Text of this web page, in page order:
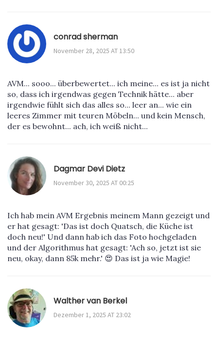
conrad sherman
November 28, 2025 AT 13:50
AVM... sooo... überbewertet... ich meine... es ist ja nicht
so, dass ich irgendwas gegen Technik hätte... aber
irgendwie fühlt sich das alles so... leer an... wie ein
leeres Zimmer mit teuren Möbeln... und kein Mensch,
der es bewohnt... ach, ich weiß nicht...
Dagmar Devi Dietz
November 30, 2025 AT 00:25
Ich hab mein AVM Ergebnis meinem Mann gezeigt und
er hat gesagt: 'Das ist doch Quatsch, die Küche ist
doch neu!' Und dann hab ich das Foto hochgeladen
und der Algorithmus hat gesagt: 'Ach so, jetzt ist sie
neu, okay, dann 85k mehr.' 😍 Das ist ja wie Magie!
Walther van Berkel
Dezember 1, 2025 AT 23:02